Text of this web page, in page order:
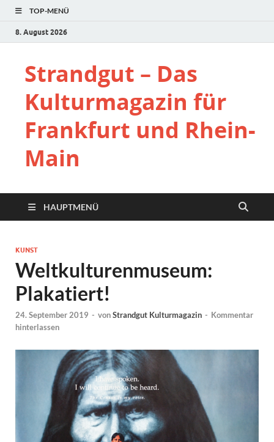
TOP-MENÜ
8. August 2026
Strandgut – Das
Kulturmagazin für
Frankfurt und Rhein-
Main
HAUPTMENÜ
KUNST
Weltkulturenmuseum:
Plakatiert!
24. September 2019 - vonStrandgut Kulturmagazin - Kommentar
hinterlassen